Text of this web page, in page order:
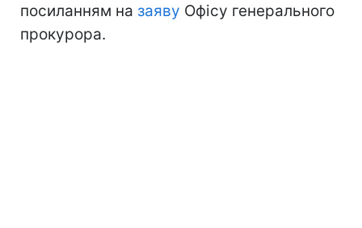
посиланням на заяву Офісу генерального
прокурора.